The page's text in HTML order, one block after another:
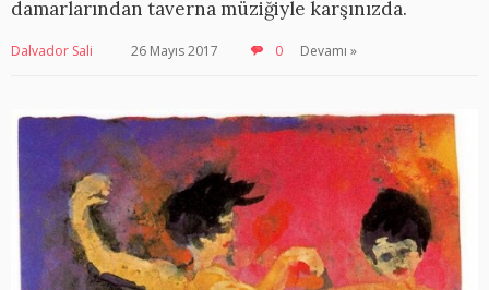
damarlarından taverna müziğiyle karşınızda.
Dalvador Sali 26 Mayıs 2017 0 Devamı »